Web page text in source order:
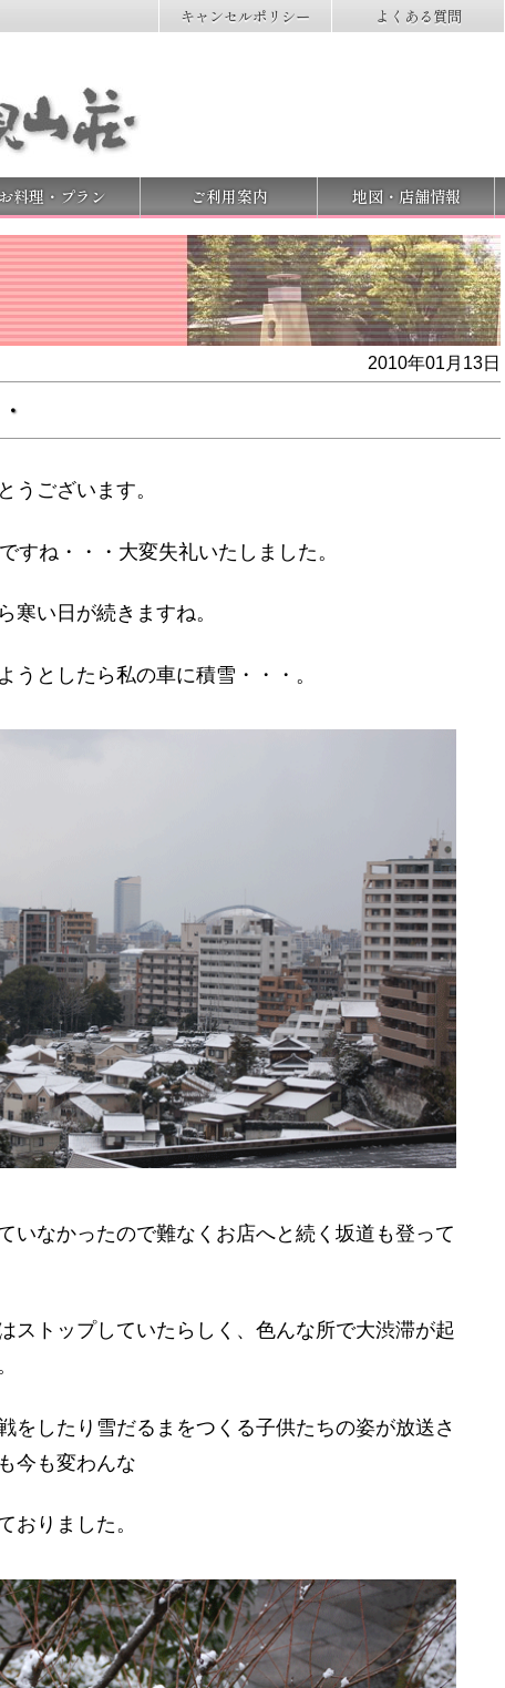
キャンセルポリシー よくある質問
お料理・プラン ご利用案内 地図・店舗情報
2010年01月13日
うございます。
すね・・・大変失礼いたしました。
寒い日が続きますね。
うとしたら私の車に積雪・・・。
いなかったので難なくお店へと続く坂道も登って
ストップしていたらしく、色んな所で大渋滞が起
をしたり雪だるまをつくる子供たちの姿が放送さ
今も変わんな
おりました。